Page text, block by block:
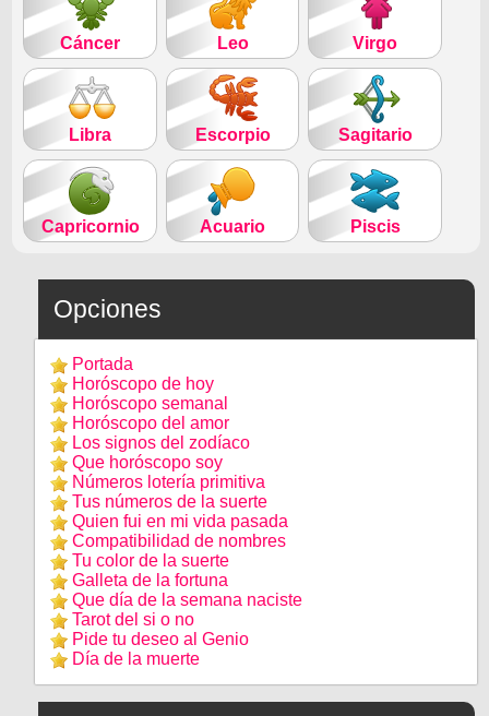
Cáncer Leo Virgo
Libra Escorpio Sagitario
Capricornio Acuario Piscis
Opciones
Portada
Horóscopo de hoy
Horóscopo semanal
Horóscopo del amor
Los signos del zodíaco
Que horóscopo soy
Números lotería primitiva
Tus números de la suerte
Quien fui en mi vida pasada
Compatibilidad de nombres
Tu color de la suerte
Galleta de la fortuna
Que día de la semana naciste
Tarot del si o no
Pide tu deseo al Genio
Día de la muerte